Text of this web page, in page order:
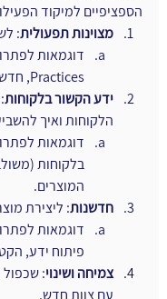
הספציפיים למיקוד
מצוינות תפעולית:
Practices, חדשנות תהליכית, קהילות ידע.
ידע הקשור בלקוחות
הלקוחות ואיך
דוגמאות
המוצרים.
חדשנות: ליצירת
דוגמאות
פיתוח ידע,
צמיחה ושינוי: שכפול
עם צוות חדש.